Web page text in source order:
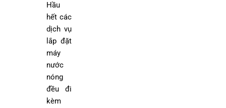
Hầu
hết các
dịch vụ
lắp đặt
máy
nước
nóng
đều đi
kèm